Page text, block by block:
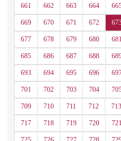
661 662 663 664
669 670 671 672
677 678 679 680 681
685 686 687 688
693 694 695 696
701 702 703 704
709 710 711 712 713
717 718 719 720 721